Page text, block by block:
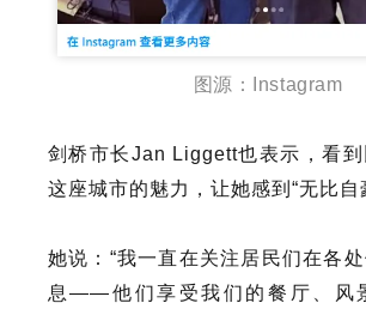
图源：Instagram
剑桥市长Jan Liggett也表示，看到
这座城市的魅力，让她感到“无比自
她说：“我一直在关注居民们在各
息——他们享受我们的餐厅、风